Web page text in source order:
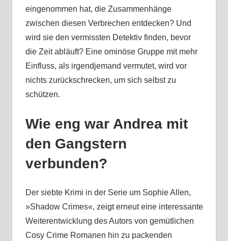
eingenommen hat, die Zusammenhänge
zwischen diesen Verbrechen entdecken? Und
wird sie den vermissten Detektiv finden, bevor
die Zeit abläuft? Eine ominöse Gruppe mit mehr
Einfluss, als irgendjemand vermutet, wird vor
nichts zurückschrecken, um sich selbst zu
schützen.
Wie eng war Andrea mit
den Gangstern
verbunden?
Der siebte Krimi in der Serie um Sophie Allen,
»Shadow Crimes«, zeigt erneut eine interessante
Weiterentwicklung des Autors von gemütlichen
Cosy Crime Romanen hin zu packenden